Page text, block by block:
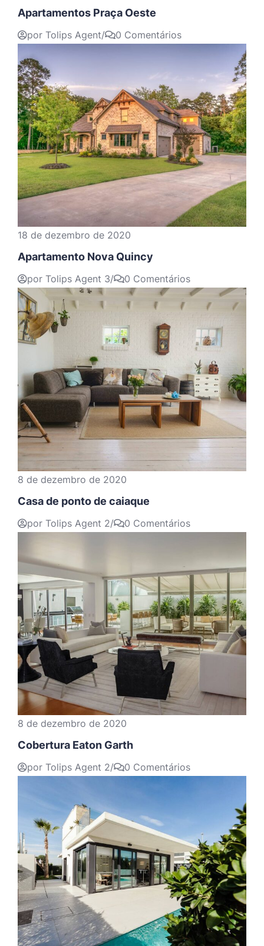
Apartamentos Praça Oeste
por Tolips Agent/ 0 Comentários
18 de dezembro de 2020
Apartamento Nova Quincy
por Tolips Agent 3/ 0 Comentários
8 de dezembro de 2020
Casa de ponto de caiaque
por Tolips Agent 2/ 0 Comentários
8 de dezembro de 2020
Cobertura Eaton Garth
por Tolips Agent 2/ 0 Comentários